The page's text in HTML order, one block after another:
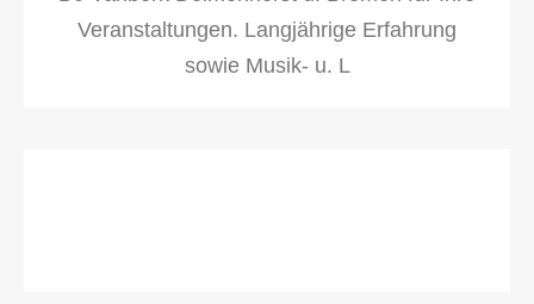
Veranstaltungen. Langjährige Erfahrung
sowie Musik- u. L